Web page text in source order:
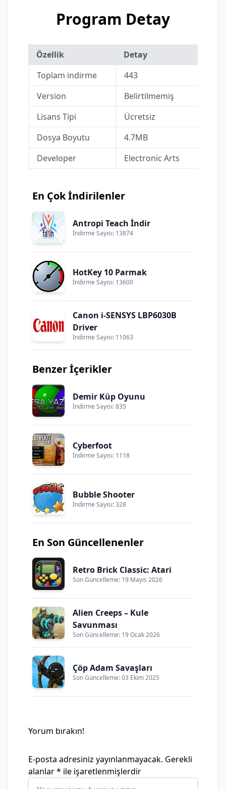
Program Detay
Özellik
Detay
Toplam indirme
443
Version
Belirtilmemiş
Lisans Tipi
Ücretsiz
Dosya Boyutu
4.7MB
Developer
Electronic Arts
En Çok İndirilenler
Antropi Teach İndir
İndirme Sayısı: 13874
HotKey 10 Parmak
İndirme Sayısı: 13600
Canon i-SENSYS LBP6030B
Driver
İndirme Sayısı: 11063
Benzer İçerikler
Demir Küp Oyunu
İndirme Sayısı: 835
Cyberfoot
İndirme Sayısı: 1118
Bubble Shooter
İndirme Sayısı: 328
En Son Güncellenenler
Retro Brick Classic: Atari
Son Güncelleme: 19 Mayıs 2026
Alien Creeps – Kule
Savunması
Son Güncelleme: 19 Ocak 2026
Çöp Adam Savaşları
Son Güncelleme: 03 Ekim 2025
Yorum bırakın!
E-posta adresiniz yayınlanmayacak. Gerekli
alanlar* ile işaretlenmişlerdir